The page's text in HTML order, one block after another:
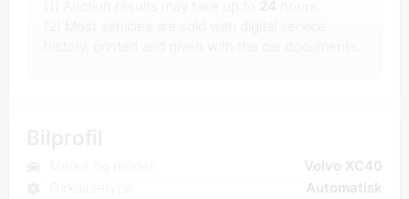
Volvo XC40
Automatisk